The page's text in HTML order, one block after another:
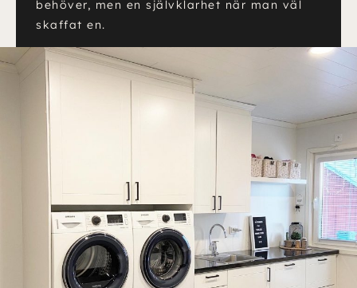
behöver, men en självklarhet när man väl
skaffat en.